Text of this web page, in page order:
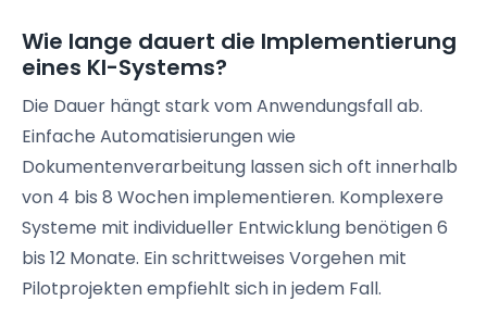
Wie lange dauert die Implementierung
eines KI-Systems?
Die Dauer hängt stark vom Anwendungsfall ab.
Einfache Automatisierungen wie
Dokumentenverarbeitung lassen sich oft innerhalb
von 4 bis 8 Wochen implementieren. Komplexere
Systeme mit individueller Entwicklung benötigen 6
bis 12 Monate. Ein schrittweises Vorgehen mit
Pilotprojekten empfiehlt sich in jedem Fall.